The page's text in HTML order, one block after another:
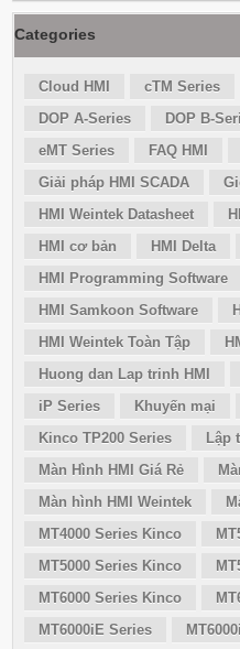
Categories
Cloud HMI cTM Series
DOP A-Series
DOP B-
eMT Series
FAQ HMI
Giải pháp HMI SCADA
HMI Weintek Datasheet
HMI cơ bản
HMI Delta
HMI Programming Software
HMI Samkoon Software
HMI Weintek Toàn Tập
Huong dan Lap trinh HMI
iP Series
Khuyến mại
Kinco TP200 Series
Lập
Màn Hình HMI Giá Rẻ
Màn hình HMI Weintek
MT4000 Series Kinco
MT5000 Series Kinco
MT6000 Series Kinco
MT6000iE Series